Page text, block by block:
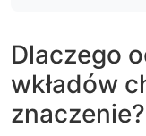
Dlaczego
wkładów
znaczenie?